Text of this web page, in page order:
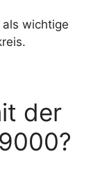
wichtige
der